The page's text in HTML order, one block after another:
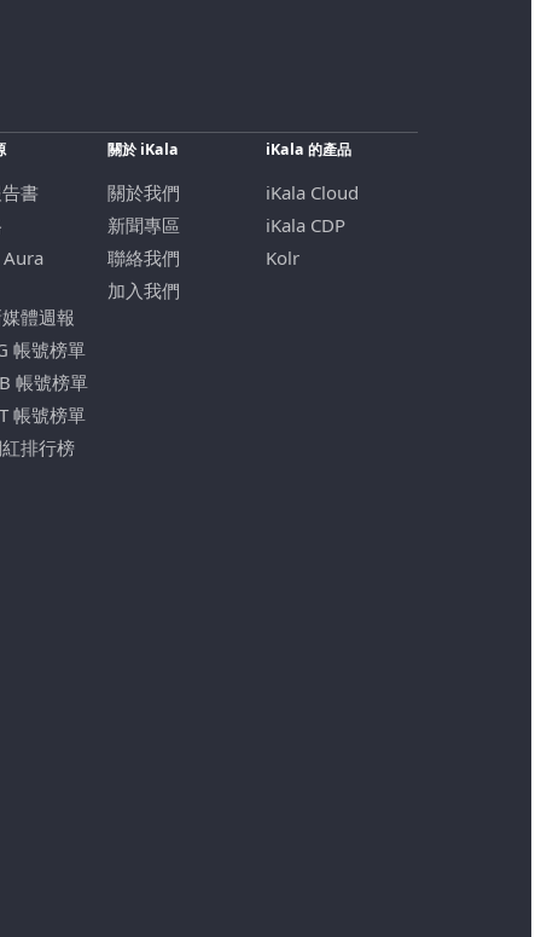
書
體週報
帳號榜單
帳號榜單
帳號榜單
排行榜
關於 iKala
關於我們
新聞專區
聯絡我們
加入我們
iKala 的產品
iKala Cloud
iKala CDP
Kolr